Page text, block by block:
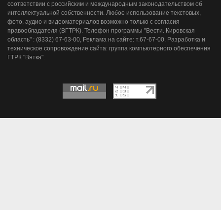
соответствии с российским и международным законодательством об
интеллектуальной собственности. Любое использование текстовых,
фото, аудио и видеоматериалов возможно только с согласия
правообладателя (ВГТРК). Телефон программы "Вести. Кировская
область" : (8332) 67-63-00, Реклама на сайте: т.67-67-00. Разработка и
техническое сопровождение сайта: группа компьютерного обеспечения
ГТРК "Вятка".